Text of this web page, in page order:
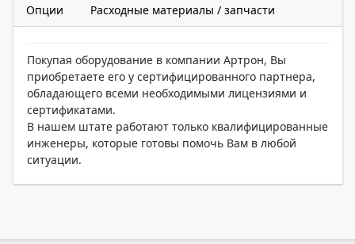
Опции Расходные материалы / запчасти
Покупая оборудование в компании Артрон, Вы
приобретаете его у сертифицированного партнера,
обладающего всеми необходимыми лицензиями и
сертификатами.
В нашем штате работают только квалифицированные
инженеры, которые готовы помочь Вам в любой
ситуации.